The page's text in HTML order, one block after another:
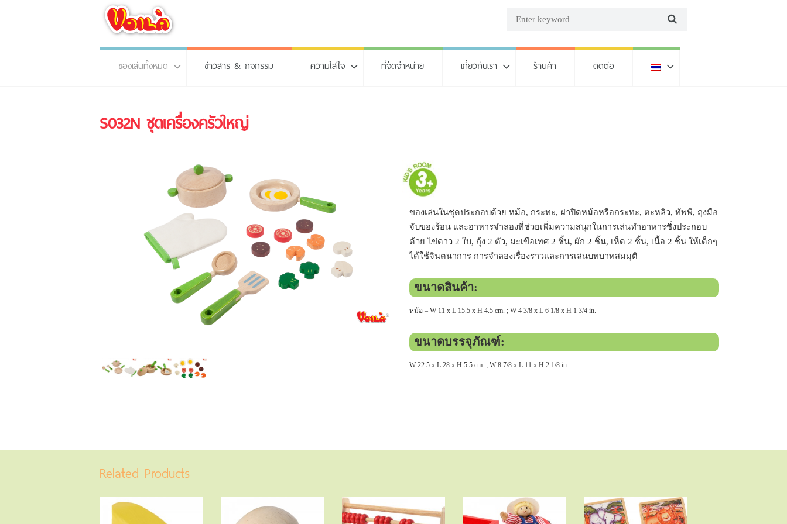
ของเล่นทั้งหมด ข่าวสาร & กิจกรรม ความใส่ใจ ที่จัดจำหน่าย เกี่ยวกับเรา ร้านค้า ติดต่อ
S032N ชุดเครื่องครัวใหญ่
ของเล่นในชุดประกอบด้วย หม้อ, กระทะ, ฝาปิดหม้อหรือกระทะ, ตะหลิว, ทัพพี, ถุงมือ
จับของร้อน และอาหารจำลองที่ช่วยเพิ่มความสนุกในการเล่นทำอาหารซึ่งประกอบ
ด้วย ไข่ดาว 2 ใบ, กุ้ง 2 ตัว, มะเขือเทศ 2 ชิ้น, ผัก 2 ชิ้น, เห็ด 2 ชิ้น, เนื้อ 2 ชิ้น ให้เด็กๆ
ได้ใช้จินตนาการ การจำลองเรื่องราวและการเล่นบทบาทสมมุติ
ขนาดสินค้า:
หม้อ – W 11 x L 15.5 x H 4.5 cm. ; W 4 3/8 x L 6 1/8 x H 1 3/4 in.
ขนาดบรรจุภัณฑ์:
W 22.5 x L 28 x H 5.5 cm. ; W 8 7/8 x L 11 x H 2 1/8 in.
Related Products